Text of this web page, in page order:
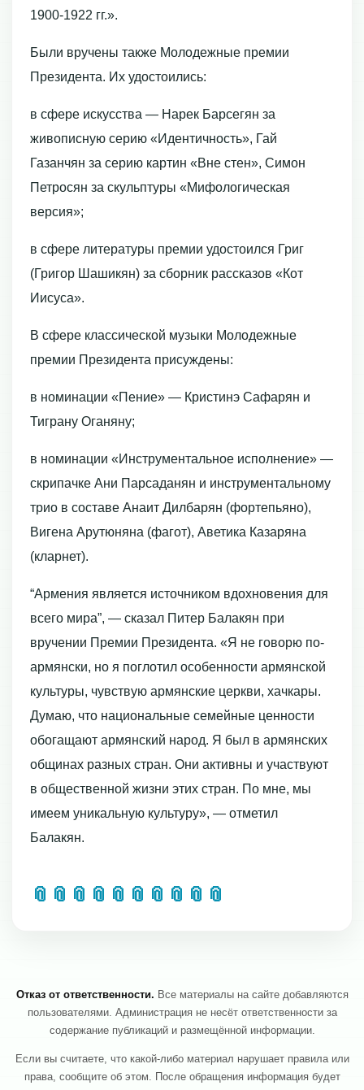
1900-1922 гг.».
Были вручены также Молодежные премии
Президента. Их удостоились:
в сфере искусства — Нарек Барсегян за
живописную серию «Идентичность», Гай
Газанчян за серию картин «Вне стен», Симон
Петросян за скульптуры «Мифологическая
версия»;
в сфере литературы премии удостоился Григ
(Григор Шашикян) за сборник рассказов «Кот
Иисуса».
В сфере классической музыки Молодежные
премии Президента присуждены:
в номинации «Пение» — Кристинэ Сафарян и
Тиграну Оганяну;
в номинации «Инструментальное исполнение» —
скрипачке Ани Парсаданян и инструментальному
трио в составе Анаит Дилбарян (фортепьяно),
Вигена Арутюняна (фагот), Аветика Казаряна
(кларнет).
“Армения является источником вдохновения для
всего мира”, — сказал Питер Балакян при
вручении Премии Президента. «Я не говорю по-
армянски, но я поглотил особенности армянской
культуры, чувствую армянские церкви, хачкары.
Думаю, что национальные семейные ценности
обогащают армянский народ. Я был в армянских
общинах разных стран. Они активны и участвуют
в общественной жизни этих стран. По мне, мы
имеем уникальную культуру», — отметил
Балакян.
📎 📎 📎 📎 📎 📎 📎 📎 📎 📎
Отказ от ответственности. Все материалы на сайте добавляются
пользователями. Администрация не несёт ответственности за
содержание публикаций и размещённой информации.
Если вы считаете, что какой-либо материал нарушает правила или
права, сообщите об этом. После обращения информация будет